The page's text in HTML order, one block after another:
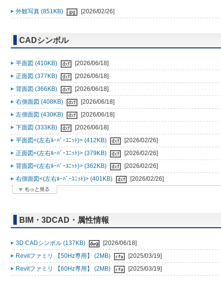
外観写真 (851KB) [2026/02/26]
CADシンボル
平面図 (410KB)
[2026/06/18]
正面図 (377KB)
[2026/06/18]
背面図 (366KB)
[2026/06/18]
右側面図 (408KB)
[2026/06/18]
左側面図 (430KB)
[2026/06/18]
下面図 (333KB)
[2026/06/18]
平面図<(左右ﾙｰﾊﾞｰﾕﾆｯﾄ)> (412KB)
[2026/02/26]
正面図<(左右ﾙｰﾊﾞｰﾕﾆｯﾄ)> (379KB)
[2026/02/26]
背面図<(左右ﾙｰﾊﾞｰﾕﾆｯﾄ)> (362KB)
[2026/02/26]
右側面図<(左右ﾙｰﾊﾞｰﾕﾆｯﾄ)> (401KB)
[2026/02/26]
BIM・3DCAD・属性情報
3D CADシンボル (137KB)
[2026/06/18]
Revitファミリ 【50Hz専用】 (2MB)
[2025/03/19]
Revitファミリ 【60Hz専用】 (2MB)
[2025/03/19]